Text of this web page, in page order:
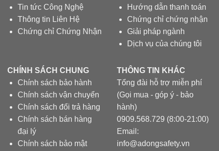
Tin tức Công Nghệ
Thông tin Liên Hệ
Chứng chỉ Chứng Nhận
Hướng dẫn thanh toán
Chứng chỉ chứng nhận
Giải pháp ngành
Dịch vụ của chúng tôi
CHÍNH SÁCH CHUNG
Chính sách bảo hành
Chính sách vận chuyển
Chính sách đổi trả hàng
Chính sách bán hàng
đại lý
Chính sách bảo mật
THÔNG TIN KHÁC
Tổng đài hỗ trợ miễn phí
(Gọi mua - góp ý - bảo
hành)
0909.568.729 (8:00-21:00)
Email:
info@adongsafety.vn